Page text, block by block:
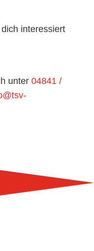
interessiert
unter 04841 /